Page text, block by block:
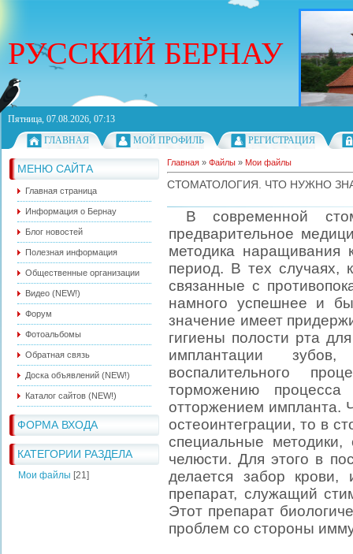
РУССКИЙ БЕРНАУ
Пятница, 07.08.2026, 07:13
ГЛАВНАЯ
МОЙ ПРОФИЛЬ РЕГИСТРАЦИЯ
МЕНЮ САЙТА
Главная страница
Информация о Бернау
Блог новостей
Полезная информация
Общественные организации
Видео (NEW!)
Форум
Фотоальбомы
Обратная связь
Доска объявлений (NEW!)
Каталог сайтов (NEW!)
ФОРМА ВХОДА
КАТЕГОРИИ РАЗДЕЛА
Мои файлы [21]
Главная » Файлы » Мои файлы
СТОМАТОЛОГИЯ. ЧТО НУЖНО
В современной
предварительное
методика наращивания
период. В тех случаях,
связанные с
намного успешнее и
значение имеет
гигиены полости рта
имплантации
воспалительного
торможению процесса
отторжением импланта.
остеоинтеграции, то в
специальные
челюсти. Для этого в
делается забор крови,
препарат, служащий
Этот препарат
проблем со стороны